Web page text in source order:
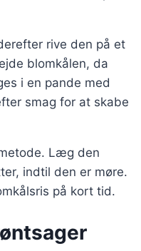
rive den på et
blomkålen, da
i en pande med
smag for at skabe
Læg den
indtil den er møre.
på kort tid.